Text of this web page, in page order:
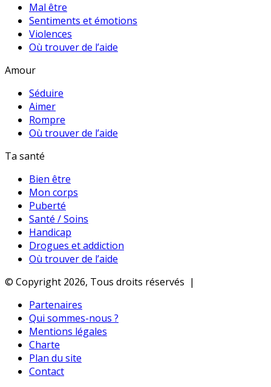
Mal être
Sentiments et émotions
Violences
Où trouver de l’aide
Amour
Séduire
Aimer
Rompre
Où trouver de l’aide
Ta santé
Bien être
Mon corps
Puberté
Santé / Soins
Handicap
Drogues et addiction
Où trouver de l’aide
© Copyright 2026, Tous droits réservés |
Partenaires
Qui sommes-nous ?
Mentions légales
Charte
Plan du site
Contact